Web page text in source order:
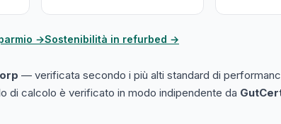
→Sostenibilità in refurbed →
— verificata secondo i più alti standard di
di calcolo è verificato in modo indipendente da